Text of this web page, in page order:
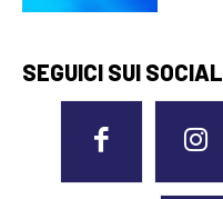
SEGUICI SUI SOCIAL